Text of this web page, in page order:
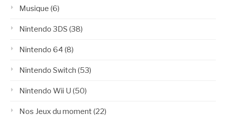
Musique (6)
Nintendo 3DS (38)
Nintendo 64 (8)
Nintendo Switch (53)
Nintendo Wii U (50)
Nos Jeux du moment(22)